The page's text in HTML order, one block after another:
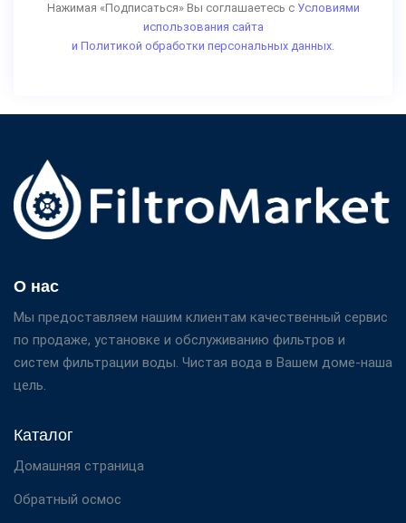
Нажимая «Подписаться» Вы соглашаетесь с Условиями
использования сайта
и Политикой обработки персональных данных.
О нас
Мы предоставляем нашим клиентам качественный сервис
по продаже, установке и обслуживанию фильтров и
систем фильтрации воды. Чистая вода в Вашем доме-наша
цель.
Каталог
Домашняя страница
Обратный осмос